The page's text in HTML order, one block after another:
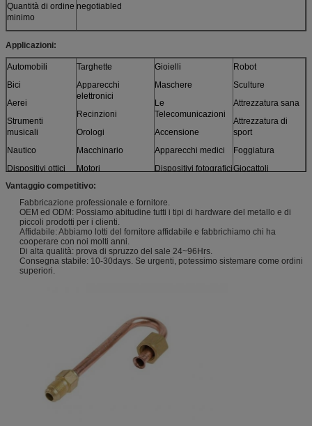
Quantità di ordine
minimo
negotiabled
Applicazioni:
Automobili
Bici
Aerei
Strumenti
musicali
Nautico
Dispositivi ottici
Sensori
Modelli
Targhette
Apparecchi
elettronici
Recinzioni
Orologi
Macchinario
Motori
Mobilia
Gioielli
Maschere
Le
Telecomunicazioni
Accensione
Apparecchi medici
Dispositivi fotografici
Robot
Sculture
Attrezzatura sana
Attrezzatura di
sport
Foggiatura
Giocattoli
Vantaggio competitivo:
Fabbricazione professionale e fornitore.
OEM ed ODM: Possiamo abitudine tutti i tipi di hardware del metallo e di
piccoli prodotti per i clienti.
Affidabile: Abbiamo lotti del fornitore affidabile e fabbrichiamo chi ha
cooperare con noi molti anni.
Di alta qualità: prova di spruzzo del sale 24~96Hrs.
Consegna stabile: 10-30days. Se urgenti, potessimo sistemare come ordini
superiori.